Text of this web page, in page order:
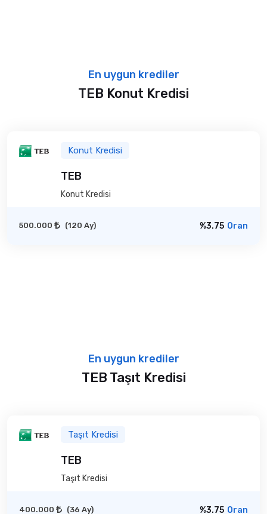
En uygun krediler
TEB Konut Kredisi
Konut Kredisi
TEB
Konut Kredisi
500.000 (120 Ay) %3.75 Oran
En uygun krediler
TEB Taşıt Kredisi
Taşıt Kredisi
TEB
Taşıt Kredisi
400.000 (36 Ay) %3.75 Oran